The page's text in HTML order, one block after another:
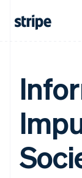
English
Hongkong
Irland
English
Italiano
Japan
日本語
Kanada
English